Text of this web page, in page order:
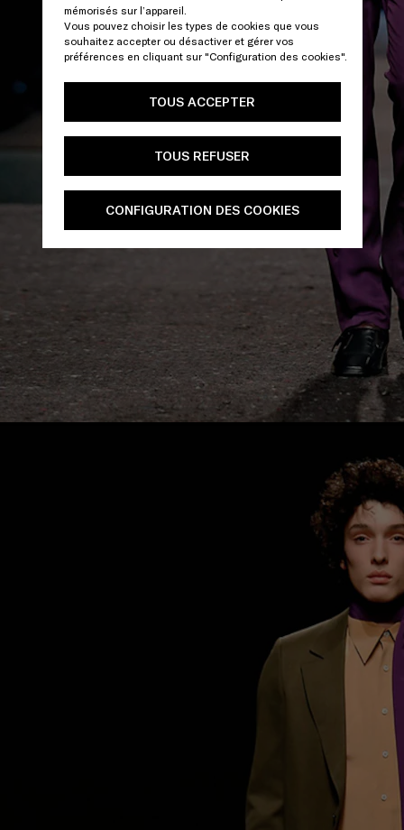
mémorisés sur l’appareil.
Vous pouvez choisir les types de cookies que vous
souhaitez accepter ou désactiver et gérer vos
préférences en cliquant sur "Configuration des cookies".
TOUS ACCEPTER
TOUS REFUSER
CONFIGURATION DES COOKIES